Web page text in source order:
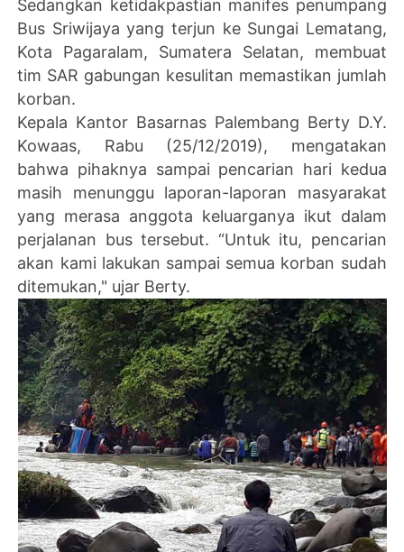
Sedangkan ketidakpastian manifes penumpang
Bus Sriwijaya yang terjun ke Sungai Lematang,
Kota Pagaralam, Sumatera Selatan, membuat
tim SAR gabungan kesulitan memastikan jumlah
korban.
Kepala Kantor Basarnas Palembang Berty D.Y.
Kowaas, Rabu (25/12/2019), mengatakan
bahwa pihaknya sampai pencarian hari kedua
masih menunggu laporan-laporan masyarakat
yang merasa anggota keluarganya ikut dalam
perjalanan bus tersebut. “Untuk itu, pencarian
akan kami lakukan sampai semua korban sudah
ditemukan," ujar Berty.